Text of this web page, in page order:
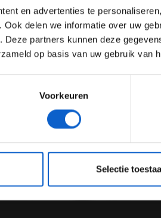
en advertenties te
delen we informatie over uw
Deze partners kunnen deze
op basis van uw gebruik van
Voorkeuren
Selectie
Advertentie
Toon alle alcoholische
Toon alle
JONGER DAN 24
onsprivacybeleidvoor meer informatie